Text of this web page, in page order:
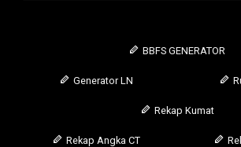
BBFS GENERATOR
Generator LN
Rekap Kumat
Rekap Angka CT